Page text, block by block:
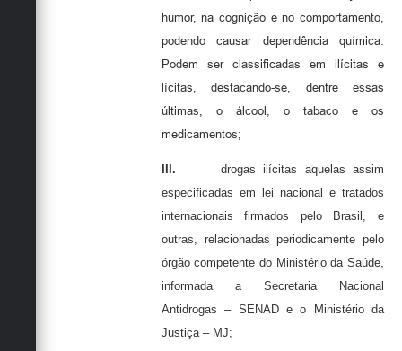
humor, na cognição e no comportamento,
podendo causar dependência química.
Podem ser classificadas em ilícitas e
lícitas, destacando-se, dentre essas
últimas, o álcool, o tabaco e os
medicamentos;
III.
drogas ilícitas aquelas assim
especificadas em lei nacional e tratados
internacionais firmados pelo Brasil, e
outras, relacionadas periodicamente pelo
órgão competente do Ministério da Saúde,
informada a Secretaria Nacional
Antidrogas – SENADe o Ministério da
Justiça – MJ;